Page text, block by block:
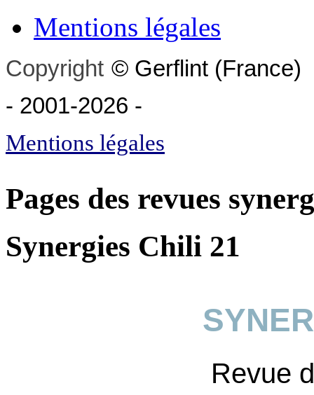
Mentions légales
Copyright © Gerflint (France)
- 2001-2026 -
Mentions légales
Pages des revues
Synergies Chili 21
Revue